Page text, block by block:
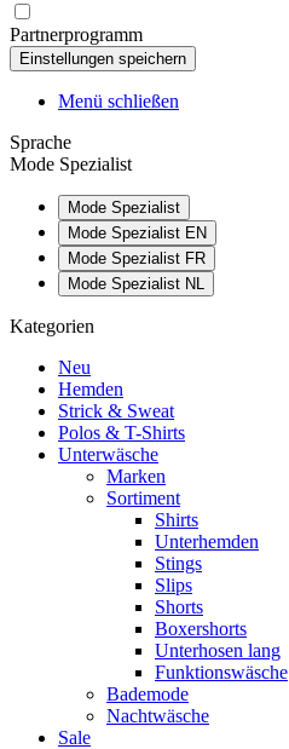
Partnerprogramm
Menü schließen
Sprache
Mode Spezialist
Mode Spezialist
Mode Spezialist EN
Mode Spezialist FR
Mode Spezialist NL
Kategorien
Neu
Hemden
Strick & Sweat
Polos & T-Shirts
Unterwäsche
Marken
Sortiment
Shirts
Unterhemden
Stings
Slips
Shorts
Boxershorts
Unterhosen lang
Funktionswäsche
Bademode
Nachtwäsche
Sale